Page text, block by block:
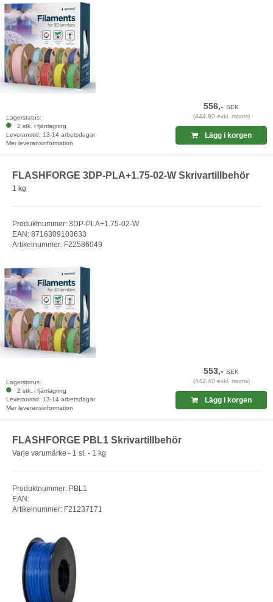
Lagerstatus:
2 stk. i fjärrlagring
Leveranstid: 13-14 arbetsdagar
Mer leveransinformation
556,-SEK
(444,80 exkl. moms)
Lägg i korgen
FLASHFORGE 3DP-PLA+1.75-02-W Skrivartillbehör
1 kg
Produktnummer: 3DP-PLA+1.75-02-W
EAN: 8716309103633
Artikelnummer: F22586049
Lagerstatus:
2 stk. i fjärrlagring
Leveranstid: 13-14 arbetsdagar
Mer leveransinformation
553,-SEK
(442,40 exkl. moms)
Lägg i korgen
FLASHFORGE PBL1 Skrivartillbehör
Varje varumärke - 1 st. - 1 kg
Produktnummer: PBL1
EAN:
Artikelnummer: F21237171